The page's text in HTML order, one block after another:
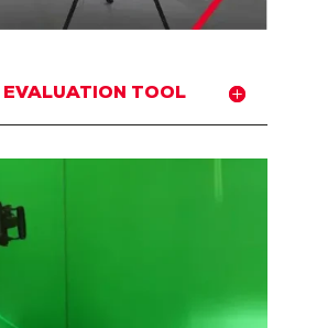
EVALUATION TOOL